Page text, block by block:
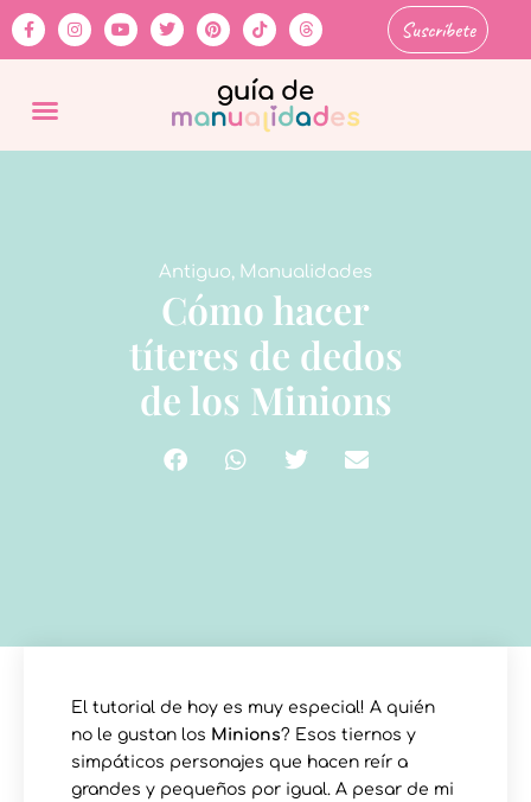
Suscríbete
Antiguo, Manualidades
Cómo hacer
títeres de dedos
de los Minions
El tutorial de hoy es muy especial! A quién
no le gustan los Minions? Esos tiernos y
simpáticos personajes que hacen reír a
grandes y pequeños por igual. A pesar de mi